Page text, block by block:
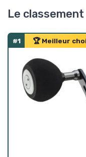
Le classement
#1 🏆 Meilleur